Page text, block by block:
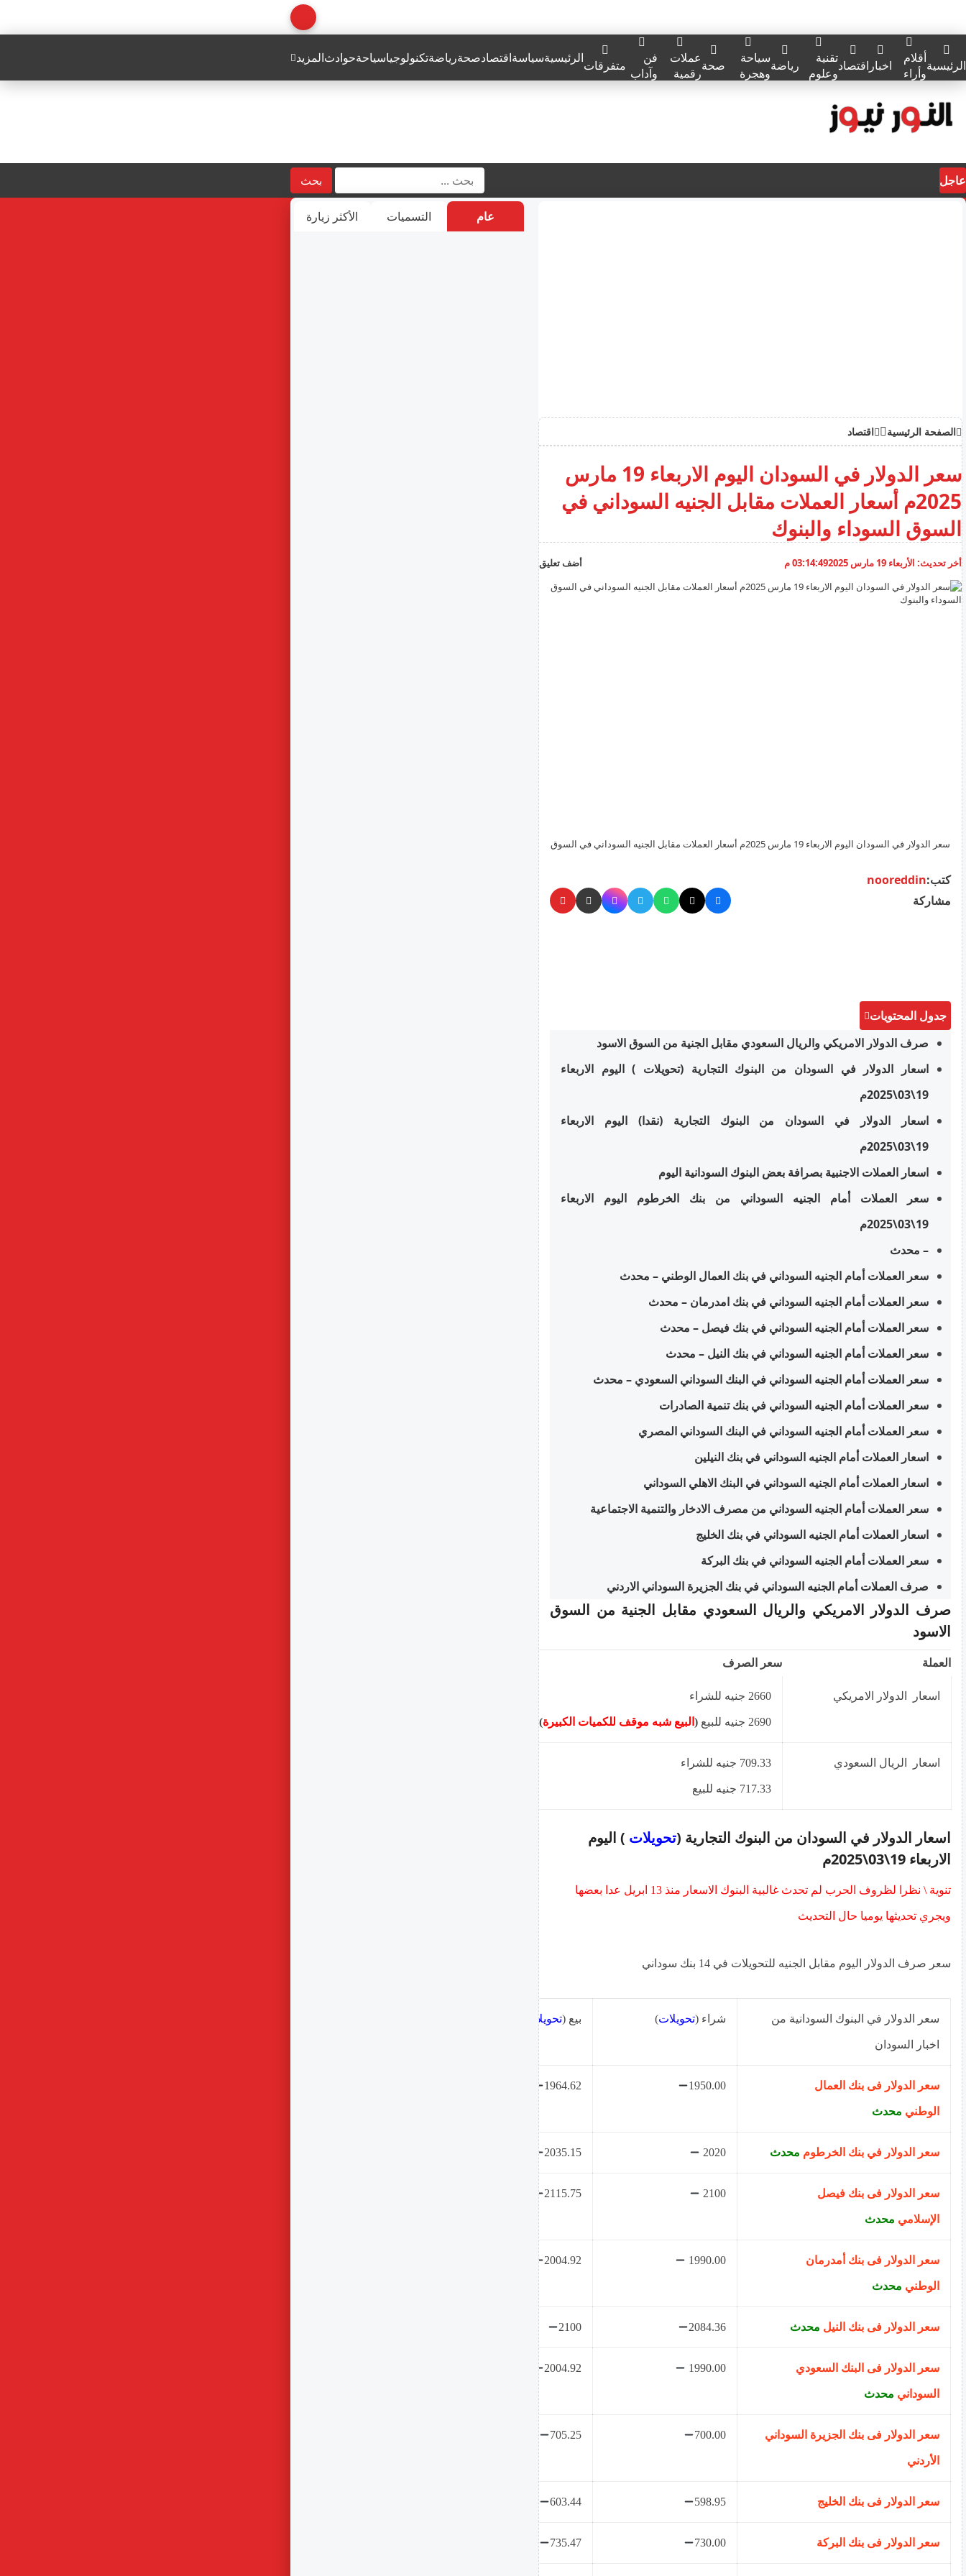
الرئيسيةأقلام
وأراء
اخبار اقتصادتقنية
وعلوم
رياضةسياحة
وهجرة
صحةعملات
رقمية
فن
وآداب متفرقاتالرئيسيةسياسةاقتصادصحةرياضةتكنولوجياسياحةحوادثالمزيد
عاجل بحث
الصفحة الرئيسية اقتصاد
سعر الدولار في السودان اليوم الاربعاء 19 مارس
2025م أسعار العملات مقابل الجنيه السوداني في
السوق السوداء والبنوك
أخر تحديث: الأربعاء 19 مارس 2025 03:14:49 م أضف تعليق
سعر الدولار في السودان اليوم الاربعاء 19 مارس 2025م أسعار العملات مقابل الجنيه السوداني في السوق
كتب:nooreddin
مشاركة
جدول المحتويات
صرف الدولار الامريكي والريال السعودي مقابل الجنية من السوق الاسود
اسعار الدولار في السودان من البنوك التجارية (تحويلات ) اليوم الاربعاء
19\03\2025م
اسعار الدولار في السودان من البنوك التجارية (نقدا) اليوم الاربعاء
19\03\2025م
اسعار العملات الاجنبية بصرافة بعض البنوك السودانية اليوم
سعر العملات أمام الجنيه السوداني من بنك الخرطوم اليوم الاربعاء
19\03\2025م
– محدث
سعر العملات أمام الجنيه السوداني في بنك العمال الوطني – محدث
سعر العملات أمام الجنيه السوداني في بنك امدرمان – محدث
سعر العملات أمام الجنيه السوداني في بنك فيصل – محدث
سعر العملات أمام الجنيه السوداني في بنك النيل – محدث
سعر العملات أمام الجنيه السوداني في البنك السوداني السعودي – محدث
سعر العملات أمام الجنيه السوداني في بنك تنمية الصادرات
سعر العملات أمام الجنيه السوداني في البنك السوداني المصري
اسعار العملات أمام الجنيه السوداني في بنك النيلين
اسعار العملات أمام الجنيه السوداني في البنك الاهلي السوداني
سعر العملات أمام الجنيه السوداني من مصرف الادخار والتنمية الاجتماعية
اسعار العملات أمام الجنيه السوداني في بنك الخليج
سعر العملات أمام الجنيه السوداني في بنك البركة
صرف العملات أمام الجنيه السوداني في بنك الجزيرة السوداني الاردني
صرف الدولار الامريكي والريال السعودي مقابل الجنية من السوق
الاسود
العملة سعر الصرف
اسعار الدولار الامريكي 2660 جنيه للشراء
2690 جنيه للبيع ( البيع شبه موقف للكميات الكبيرة)
اسعار الريال السعودي 709.33 جنيه للشراء
717.33 جنيه للبيع
اسعار الدولار في السودان من البنوك التجارية (تحويلات ) اليوم
الاربعاء 19\03\2025م
تنوية \ نظرا لظروف الحرب لم تحدث غالبية البنوك الاسعار منذ 13 ابريل عدا بعضها
ويجري تحديثها يوميا حال التحديث
سعر صرف الدولار اليوم مقابل الجنيه للتحويلات في 14 بنك سوداني
سعر الدولار في البنوك السودانية من
اخبار السودان
شراء (تحويلات) بيع (تحويلات
سعر الدولار فى بنك العمال
الوطني محدث
1950.00
1964.62
سعر الدولار في بنك الخرطوم محدث 2020
2035.15
سعر الدولار فى بنك فيصل
الإسلامي محدث
2100
2115.75
سعر الدولار فى بنك أمدرمان
الوطني محدث
1990.00
2004.92
سعر الدولار فى بنك النيل محدث 2084.36
2100
سعر الدولار فى البنك السعودي
السوداني محدث
1990.00
2004.92
سعر الدولار فى بنك الجزيرة السوداني
الأردني
700.00
705.25
سعر الدولار فى بنك الخليج 598.95
603.44
سعر الدولار فى بنك البركة 730.00
735.47
عام التسميات الأكثر زيارة